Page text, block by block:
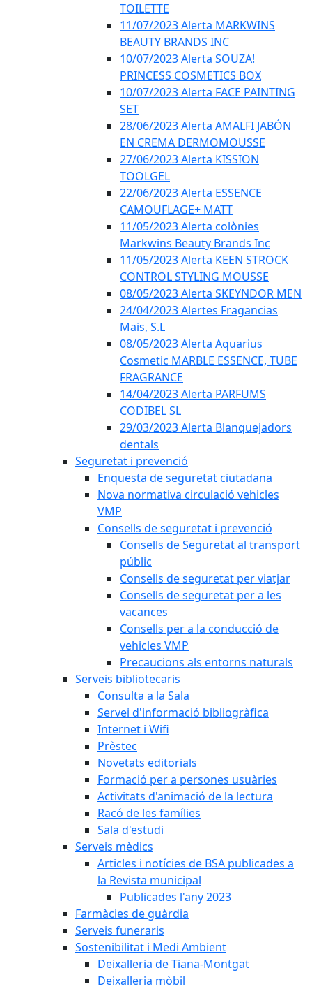
TOILETTE
11/07/2023 Alerta MARKWINS
BEAUTY BRANDS INC
10/07/2023 Alerta SOUZA!
PRINCESS COSMETICS BOX
10/07/2023 Alerta FACE PAINTING
SET
28/06/2023 Alerta AMALFI JABÓN
EN CREMA DERMOMOUSSE
27/06/2023 Alerta KISSION
TOOLGEL
22/06/2023 Alerta ESSENCE
CAMOUFLAGE+ MATT
11/05/2023 Alerta colònies
Markwins Beauty Brands Inc
11/05/2023 Alerta KEEN STROCK
CONTROL STYLING MOUSSE
08/05/2023 Alerta SKEYNDOR MEN
24/04/2023 Alertes Fragancias
Mais, S.L
08/05/2023 Alerta Aquarius
Cosmetic MARBLE ESSENCE, TUBE
FRAGRANCE
14/04/2023 Alerta PARFUMS
CODIBEL SL
29/03/2023 Alerta Blanquejadors
dentals
Seguretat i prevenció
Enquesta de seguretat ciutadana
Nova normativa circulació vehicles
VMP
Consells de seguretat i prevenció
Consells de Seguretat al transport
públic
Consells de seguretat per viatjar
Consells de seguretat per a les
vacances
Consells per a la conducció de
vehicles VMP
Precaucions als entorns naturals
Serveis bibliotecaris
Consulta a la Sala
Servei d'informació bibliogràfica
Internet i Wifi
Prèstec
Novetats editorials
Formació per a persones usuàries
Activitats d'animació de la lectura
Racó de les famílies
Sala d'estudi
Serveis mèdics
Articles i notícies de BSA publicades a
la Revista municipal
Publicades l'any 2023
Farmàcies de guàrdia
Serveis funeraris
Sostenibilitat i Medi Ambient
Deixalleria de Tiana-Montgat
Deixalleria mòbil